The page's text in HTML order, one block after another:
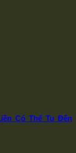
Có Thể Tu Đến